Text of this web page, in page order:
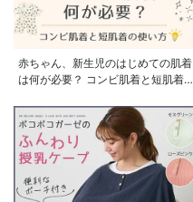
赤ちゃん、新生児のはじめての肌着
は何が必要？ コンビ肌着と短肌着